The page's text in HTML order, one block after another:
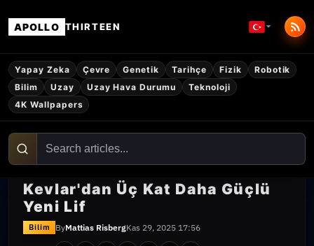
APOLLO THIRTEEN
Yapay Zeka Çevre Genetik Tarihçe Fizik
Robotik
Bilim
Uzay Uzay Hava Durumu
Teknoloji
4K Wallpapers
Kevlar'dan Üç Kat Daha Güçlü
Yeni Lif
Bilim ByMattias RisbergKas 29, 2025 17:56